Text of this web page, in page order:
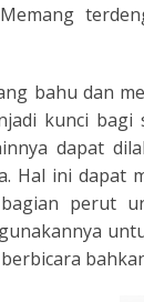
bahu dan
kunci bagi
dapat
Hal ini
perut